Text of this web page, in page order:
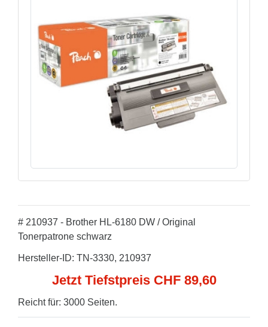
# 210937 - Brother HL-6180 DW / Original
Tonerpatrone schwarz
Hersteller-ID: TN-3330, 210937
Jetzt Tiefstpreis CHF 89,60
Reicht für: 3000 Seiten.